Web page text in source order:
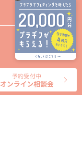
予約受付中
オンライン相談会